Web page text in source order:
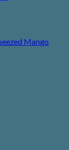
Mango